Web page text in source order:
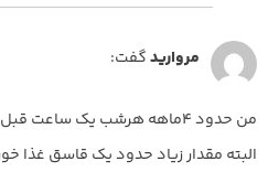
مرواريدگفت:
من حدود ٤ماهه هرشب يك ساعت قبل از خواب چاى بابونه مى خورم
البته مقدار زياد حدود يك قاسق غذا